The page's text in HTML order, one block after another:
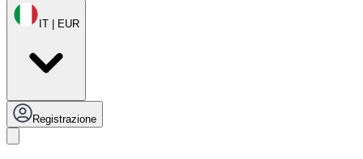
IT | EUR
Registrazione